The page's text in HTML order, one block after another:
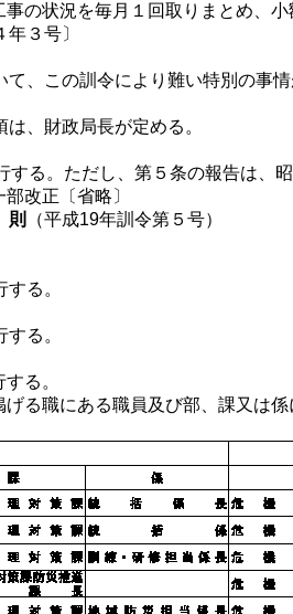
の状況を毎月１回取りまとめ、
３号〕
、この訓令により難い特別の事
、財政局長が定める。
る。ただし、第５条の報告は、
改正〔省略〕
（平成19年訓令第５号）
る。
る。
る。
る職にある職員及び部、課又は